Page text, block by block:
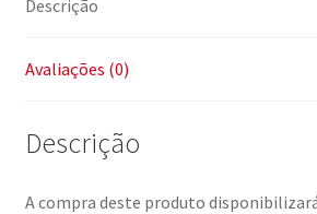
Descrição
Avaliações (0)
Descrição
A compra deste produto